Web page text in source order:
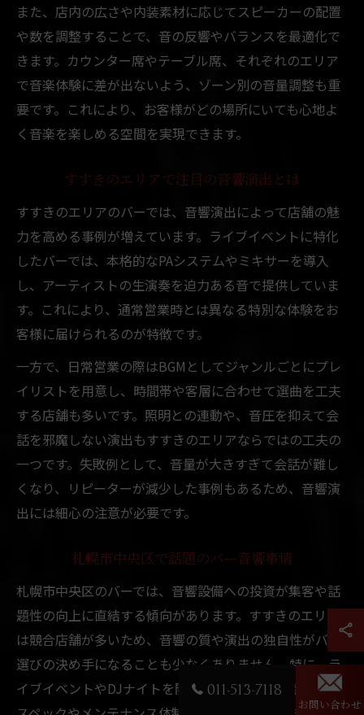
また、店内の広さや内装素材に応じてスピーカーの配置
や数を調整することで、音の反響やバランスを最適化で
きます。カウンター席やテーブル席、それぞれのエリア
で音楽体験に差が出ないよう、ゾーン別の音量調整も重
要です。これにより、お客様がどの場所にいても心地よ
く音楽を楽しめる空間を実現できます。
すすきのエリアで注目の音響演出とは
すすきのエリアのバーでは、音響演出によって店舗の魅
力を高める事例が増えています。ライブイベントに特化
したバーでは、本格的なPAシステムやミキサーを導入
し、アーティストの生演奏を迫力ある音で提供していま
す。これにより、通常営業時とは異なる特別な体験をお
客様に届けられるのが特徴です。
一方で、日常営業の際はBGMとしてジャンルごとにプレ
イリストを用意し、時間帯や客層に合わせて選曲を工夫
する店舗も多いです。照明との連動や、音圧を抑えて会
話を邪魔しない演出もすすきのエリアならではの工夫の
一つです。失敗例として、音量が大きすぎて会話が難し
くなり、リピーターが減少した事例もあるため、音響演
出には細心の注意が必要です。
札幌市中央区で話題のバー音響事情
札幌市中央区のバーでは、音響設備への投資が集客や話
題性の向上に直結する傾向があります。すすきのエリア
は競合店舗が多いため、音響の質や演出の独自性がバー
選びの決め手になることも少なくありません。特に、ラ
イブイベントやDJナイトを開催するバーは、音響機器の
011-513-7118
お問い合わせ